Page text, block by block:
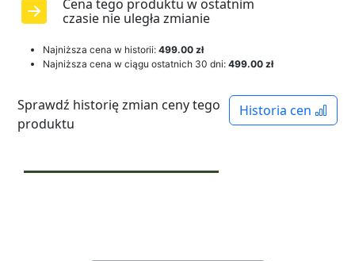
Cena tego produktu w ostatnim
czasie nie uległa zmianie
Najniższa cena w historii: 499.00 zł
Najniższa cena w ciągu ostatnich 30 dni: 499.00 zł
Historia cen
Sprawdź historię zmian ceny tego
produktu